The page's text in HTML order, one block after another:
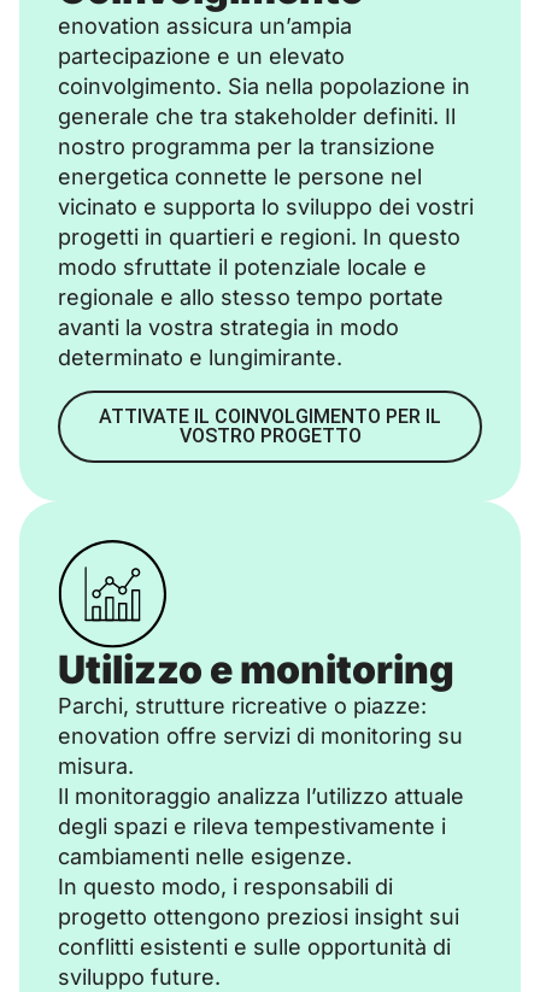
enovation assicura un’ampia
partecipazione e un elevato
coinvolgimento. Sia nella popolazione in
generale che tra stakeholder definiti. Il
nostro programma per la transizione
energetica connette le persone nel
vicinato e supporta lo sviluppo dei vostri
progetti in quartieri e regioni. In questo
modo sfruttate il potenziale locale e
regionale e allo stesso tempo portate
avanti la vostra strategia in modo
determinato e lungimirante.
ATTIVATE IL COINVOLGIMENTO PER IL
VOSTRO PROGETTO
Utilizzo e monitoring
Parchi, strutture ricreative o piazze:
enovation offre servizi di monitoring su
misura.
Il monitoraggio analizza l’utilizzo attuale
degli spazi e rileva tempestivamente i
cambiamenti nelle esigenze.
In questo modo, i responsabili di
progetto ottengono preziosi insight sui
conflitti esistenti e sulle opportunità di
sviluppo future.